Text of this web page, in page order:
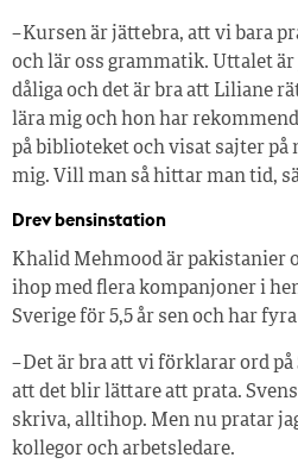
– Kursen är jättebra, att vi bara
och lär oss grammatik. Uttalet
dåliga och det är bra att Liliane
lära mig och hon har
på biblioteket och visat sajter på
mig. Vill man så hittar man tid,
Drev bensinstation
Khalid Mehmood är pakistanier
ihop med flera kompanjoner i
Sverige för 5,5 år sen och har
– Det är bra att vi förklarar ord
att det blir lättare att prata.
skriva, alltihop. Men nu pratar
kollegor och arbetsledare.